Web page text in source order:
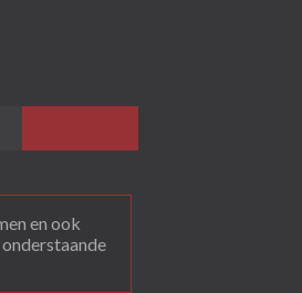
en ook